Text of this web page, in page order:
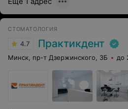
СТОМАТОЛОГИЯ
4.7 Практикдент
Минск, пр-т Дзержинского, 3Б до